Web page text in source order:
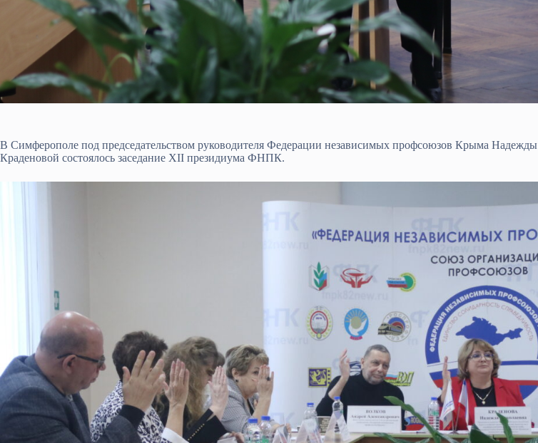
В Симферополе под председательством руководителя Федерации независимых профсоюзов Крыма Надежды
Краденовой состоялось заседание XII президиума ФНПК.